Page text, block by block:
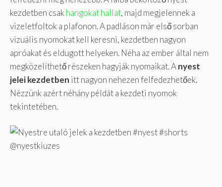
kezdetben csak hangokat hallat, majd megjelennek a
vizeletfoltok a plafonon. A padláson már első sorban
vizuális nyomokat kell keresni, kezdetben nagyon
apróakat és eldugott helyeken. Néha az ember által nem
megközelíthető részeken hagyják nyomaikat. Anyest
jelei kezdetben itt nagyon nehezen felfedezhetőek.
Nézzünk azért néhány példát a kezdeti nyomok
tekintetében.